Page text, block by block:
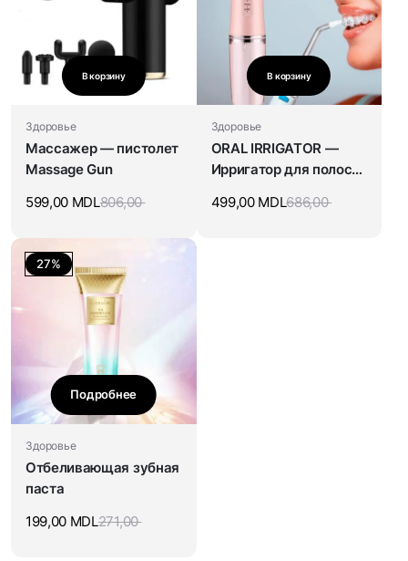
В корзину
Здоровье
Массажер — пистолет
Massage Gun
806,00
599,00 MDL
В корзину
Здоровье
ORAL IRRIGATOR —
Ирригатор для полости
686,00
499,00 MDL
27%
Подробнее
Здоровье
Отбеливающая зубная
паста
271,00
199,00 MDL